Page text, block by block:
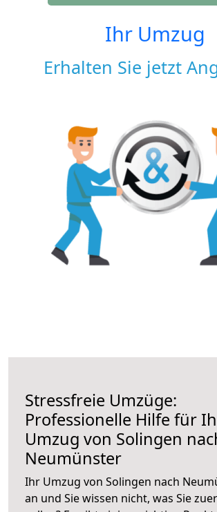
Ihr Umzug
Erhalten Sie jetzt
Stressfreie Umzüge:
Professionelle Hilfe für
Umzug von Solingen
Neumünster
Ihr Umzug von Solingen nach
an und Sie wissen nicht, was Sie